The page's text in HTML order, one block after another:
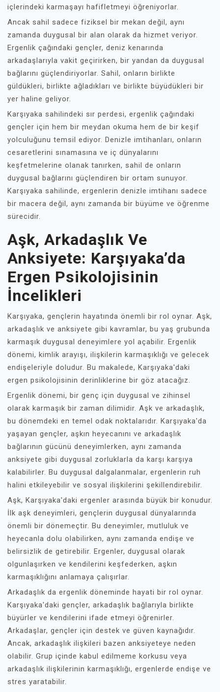
içlerindeki karmaşayı hafifletmeyi öğreniyorlar.
Ancak sahil sadece fiziksel bir mekan değil, aynı
zamanda duygusal bir alan olarak da hizmet veriyor.
Ergenlik çağındaki gençler, deniz kenarında
arkadaşlarıyla vakit geçirirken, bir yandan da duygusal
bağlarını güçlendiriyorlar. Sahil, onların birlikte
güldükleri, birlikte ağladıkları ve birlikte büyüdükleri bir
yer haline geliyor.
Karşıyaka sahilindeki sır perdesi, ergenlik çağındaki
gençler için hem bir meydan okuma hem de bir keşif
yolculuğunu temsil ediyor. Denizle imtihanları, onların
cesaretlerini sınamasına ve iç dünyalarını
keşfetmelerine olanak tanırken, sahil de onların
duygusal bağlarını güçlendiren bir ortam sunuyor.
Karşıyaka sahilinde, ergenlerin denizle imtihanı sadece
bir macera değil, aynı zamanda bir büyüme ve öğrenme
sürecidir.
Aşk, Arkadaşlık Ve
Anksiyete: Karşıyaka’da
Ergen Psikolojisinin
İncelikleri
Karşıyaka, gençlerin hayatında önemli bir rol oynar. Aşk,
arkadaşlık ve anksiyete gibi kavramlar, bu yaş grubunda
karmaşık duygusal deneyimlere yol açabilir. Ergenlik
dönemi, kimlik arayışı, ilişkilerin karmaşıklığı ve gelecek
endişeleriyle doludur. Bu makalede, Karşıyaka'daki
ergen psikolojisinin derinliklerine bir göz atacağız.
Ergenlik dönemi, bir genç için duygusal ve zihinsel
olarak karmaşık bir zaman dilimidir. Aşk ve arkadaşlık,
bu dönemdeki en temel odak noktalarıdır. Karşıyaka'da
yaşayan gençler, aşkın heyecanını ve arkadaşlık
bağlarının gücünü deneyimlerken, aynı zamanda
anksiyete gibi duygusal zorluklarla da karşı karşıya
kalabilirler. Bu duygusal dalgalanmalar, ergenlerin ruh
halini etkileyebilir ve sosyal ilişkilerini şekillendirebilir.
Aşk, Karşıyaka'daki ergenler arasında büyük bir konudur.
İlk aşk deneyimleri, gençlerin duygusal dünyalarında
önemli bir dönemeçtir. Bu deneyimler, mutluluk ve
heyecanla dolu olabilirken, aynı zamanda endişe ve
belirsizlik de getirebilir. Ergenler, duygusal olarak
olgunlaşırken ve kendilerini keşfederken, aşkın
karmaşıklığını anlamaya çalışırlar.
Arkadaşlık da ergenlik döneminde hayati bir rol oynar.
Karşıyaka'daki gençler, arkadaşlık bağlarıyla birlikte
büyürler ve kendilerini ifade etmeyi öğrenirler.
Arkadaşlar, gençler için destek ve güven kaynağıdır.
Ancak, arkadaşlık ilişkileri bazen anksiyeteye neden
olabilir. Grup içinde kabul edilmeme korkusu veya
arkadaşlık ilişkilerinin karmaşıklığı, ergenlerde endişe ve
stres yaratabilir.